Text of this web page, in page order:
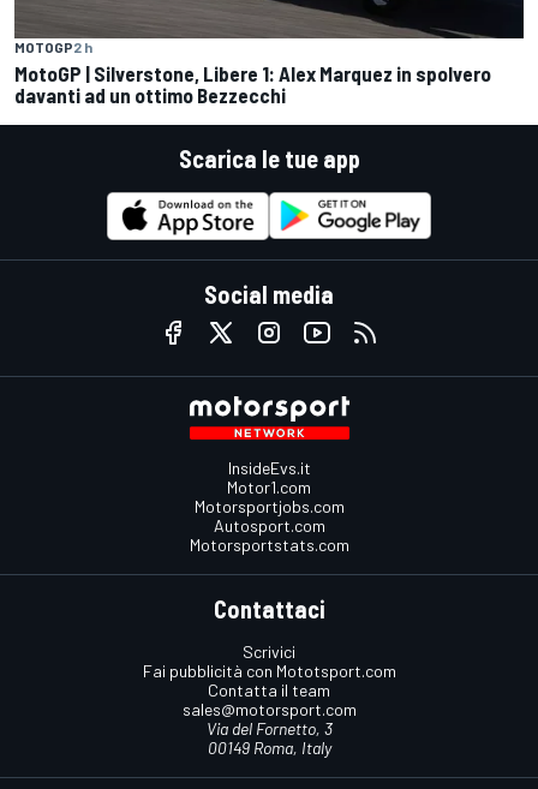
MOTOGP2 h
MotoGP | Silverstone, Libere 1: Alex Marquez in spolvero
davanti ad un ottimo Bezzecchi
Scarica le tue app
Social media
InsideEvs.it
Motor1.com
Motorsportjobs.com
Autosport.com
Motorsportstats.com
Contattaci
Scrivici
Fai pubblicità con Mototsport.com
Contatta il team
sales@motorsport.com
Via del Fornetto, 3
00149 Roma, Italy